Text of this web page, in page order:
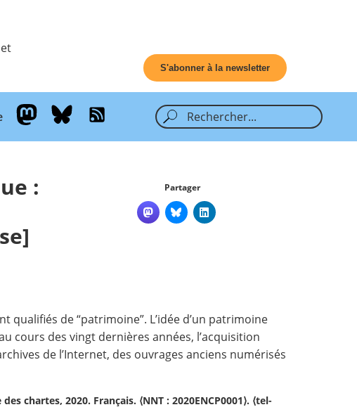
S'abonner à la newsletter
:
Partager
de “patrimoine”. L’idée d’un patrimoine
cours des vingt dernières années, l’acquisition
de l’Internet, des ouvrages anciens numérisés
chartes, 2020. Français. ⟨NNT : 2020ENCP0001⟩. ⟨tel-